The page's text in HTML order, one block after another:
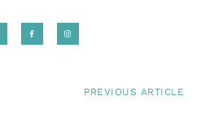
PREVIOUS ARTICLE